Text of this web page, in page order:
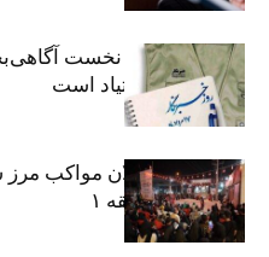
«رسانه» سنگر نخست
پیشگیری از اعتیاد است
نکوداشت فعالان مواکب
شهرداری منطقه ۱